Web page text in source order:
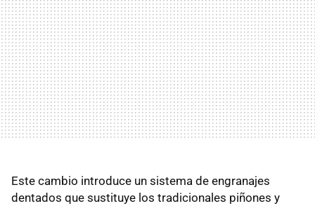
Este cambio introduce un sistema de engranajes
dentados que sustituye los tradicionales piñones y